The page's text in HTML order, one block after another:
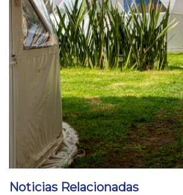
Noticias Relacionadas